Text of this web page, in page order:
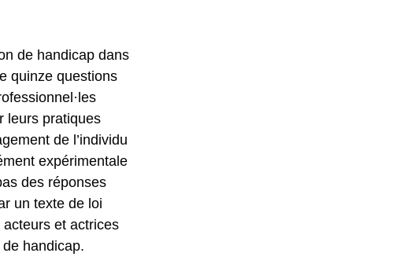
de handicap dans
quinze questions
leurs pratiques
de l’individu
expérimentale
des réponses
un texte de loi
acteurs et actrices
handicap.